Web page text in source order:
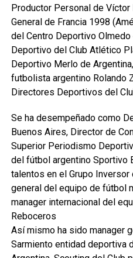
Productor Personal de
General de Francia 1998
del Centro Deportivo Olmedo
Deportivo del Club Atlético
Deportivo Merlo de
futbolista argentino Rolando
Directores Deportivos del
Se ha desempeñado como
Buenos Aires, Director de
Superior Periodismo
del fútbol argentino Sportivo
talentos en el Grupo
general del equipo de fútbol
manager internacional del
Reboceros
Así mismo ha sido manager
Sarmiento entidad deportiva